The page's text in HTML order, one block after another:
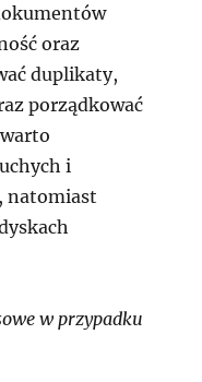
oraz
duplikaty,
porządkować
i
natomiast
w przypadku